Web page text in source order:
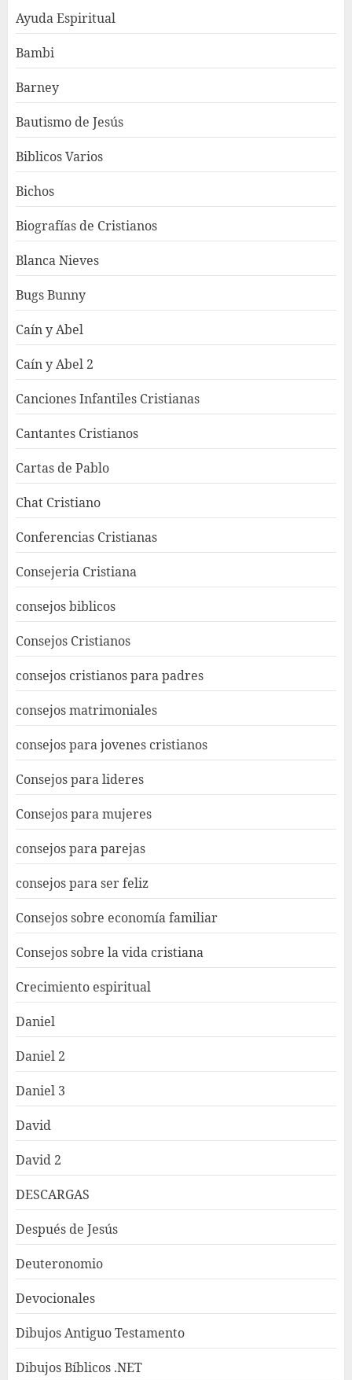
Ayuda Espiritual
Bambi
Barney
Bautismo de Jesús
Biblicos Varios
Bichos
Biografías de Cristianos
Blanca Nieves
Bugs Bunny
Caín y Abel
Caín y Abel 2
Canciones Infantiles Cristianas
Cantantes Cristianos
Cartas de Pablo
Chat Cristiano
Conferencias Cristianas
Consejeria Cristiana
consejos biblicos
Consejos Cristianos
consejos cristianos para padres
consejos matrimoniales
consejos para jovenes cristianos
Consejos para lideres
Consejos para mujeres
consejos para parejas
consejos para ser feliz
Consejos sobre economía familiar
Consejos sobre la vida cristiana
Crecimiento espiritual
Daniel
Daniel 2
Daniel 3
David
David 2
DESCARGAS
Después de Jesús
Deuteronomio
Devocionales
Dibujos Antiguo Testamento
Dibujos Bíblicos .NET